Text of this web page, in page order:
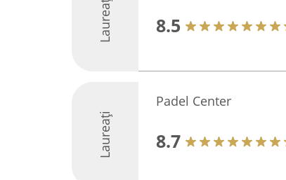
Laureați 8.5
Laureați
Padel Center
8.7